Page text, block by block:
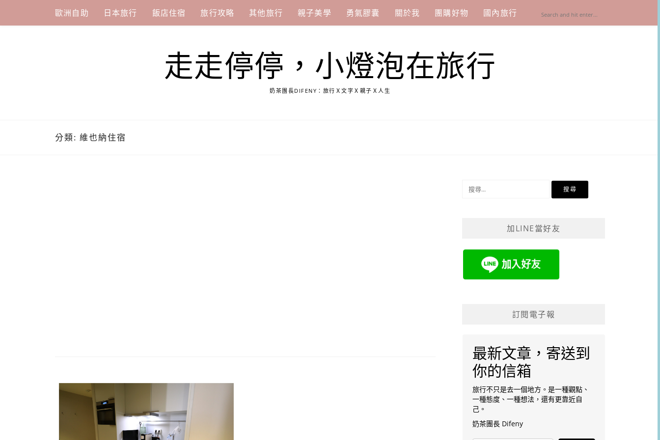
content
歐洲自助 日本旅行 飯店住宿 旅行攻略 其他旅行 親子美學 勇氣膠囊 關於我 團購好物 國內旅行
走走停停，小燈泡在旅行
奶茶團長DIFENY：旅行Ｘ文字Ｘ親子Ｘ人生
分類: 維也納住宿
加LINE當好友
訂閱電子報
最新文章，寄送到
你的信箱
旅行不只是去一個地方。是一種觀點、
一種態度、一種想法，還有更靠近自
己。
奶茶團長 Difeny